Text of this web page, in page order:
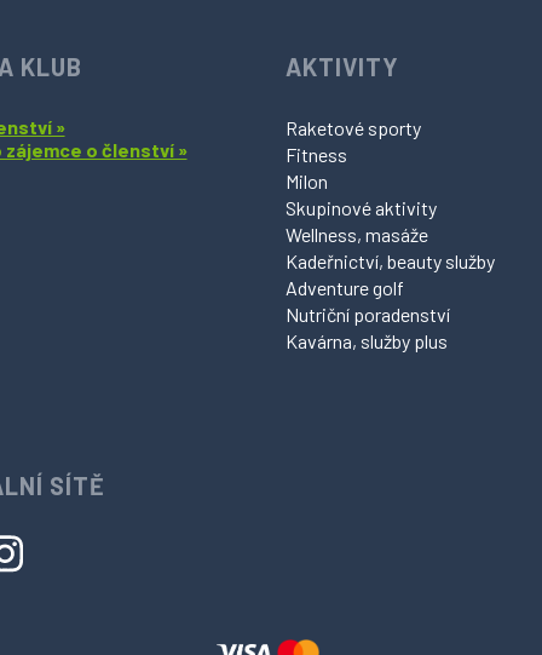
KLUB
»
o členství »
SÍTĚ
AKTIVITY
Raketové sporty
Fitness
Milon
Skupinové aktivity
Wellness, masáže
Kadeřnictví, beauty služby
Adventure golf
Nutriční poradenství
Kavárna, služby plus